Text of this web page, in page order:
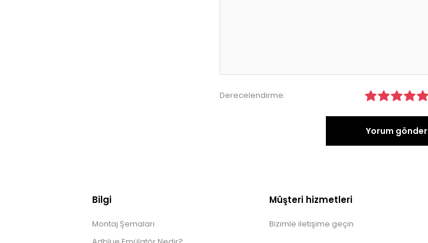
Derecelendirme:
Yorum gönder
Bilgi
Montaj Şemaları
Müşteri hizmetleri
Bizimle iletişime geçin